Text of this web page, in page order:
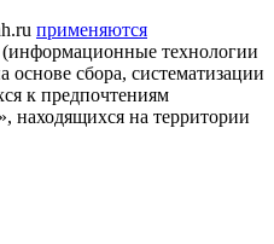
применяются
(информационные технологии
сбора, систематизации
к предпочтениям
находящихся на территории